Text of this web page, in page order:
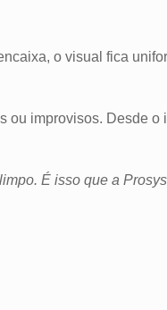
o visual fica
ou improvisos. Desde o
É isso que a